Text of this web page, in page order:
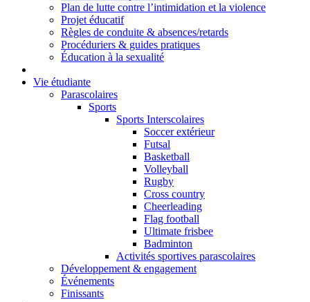
Plan de lutte contre l’intimidation et la violence
Projet éducatif
Règles de conduite & absences/retards
Procéduriers & guides pratiques
Éducation à la sexualité
Vie étudiante
Parascolaires
Sports
Sports Interscolaires
Soccer extérieur
Futsal
Basketball
Volleyball
Rugby
Cross country
Cheerleading
Flag football
Ultimate frisbee
Badminton
Activités sportives parascolaires
Développement & engagement
Événements
Finissants